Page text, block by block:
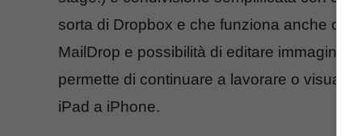
sorta di Dropbox e che funziona anche
MailDrop e possibilità di editare immagini
permette di continuare a lavorare o
iPad a iPhone.